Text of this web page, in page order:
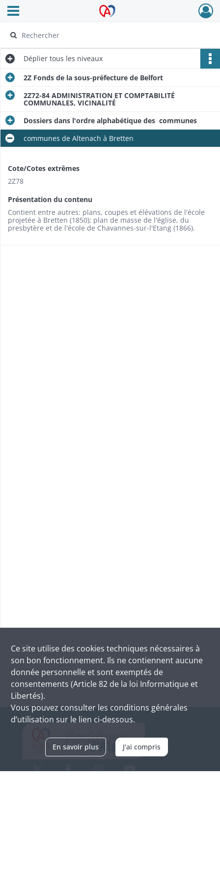
Archives Alsace - Colmar
Ouvrir le menu déroulant
Déplier tous les niveaux
2Z Fonds de la sous-préfecture de Belfort
2Z72-84 ADMINISTRATION ET COMPTABILITÉ
COMMUNALES, VICINALITÉ
Dossiers dans l'ordre alphabétique des communes
communes de Altenach à Bretten
Cote/Cotes extrêmes
2Z78
Présentation du contenu
Contient entre autres: plans, coupes et élévations de l'école
projetée à Bretten (1850); plan de masse de l'église, du
presbytère et de l'école de Chavannes-sur-l'Etang (1866).
Ce site utilise des cookies techniques nécessaires à
son bon fonctionnement. Ils ne contiennent aucune
donnée personnelle et sont exemptés de
consentements (Article 82 de la loi Informatique et
Libertés).
Vous pouvez consulter les conditions générales
d’utilisation sur le lien ci-dessous.
En savoir plus J'ai compris